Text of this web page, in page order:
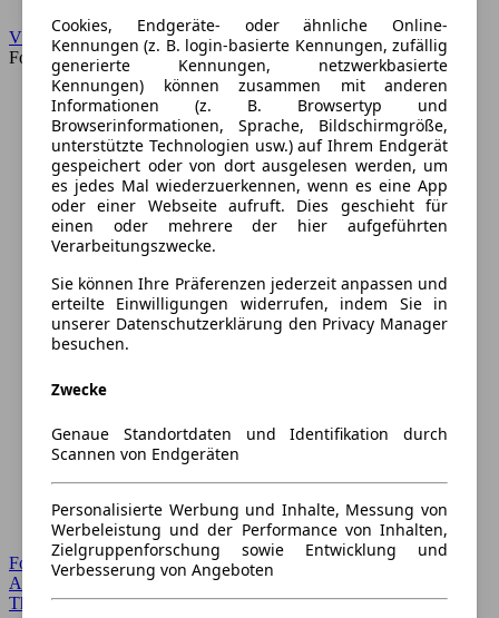
VW
Forum
Forum Startseite
Alle Auto-Foren
Themen-Forum
Cookies, Endgeräte- oder ähnliche Online-
Kennungen (z. B. login-basierte Kennungen, zufällig
generierte Kennungen, netzwerkbasierte
Kennungen) können zusammen mit anderen
Informationen (z. B. Browsertyp und
Browserinformationen, Sprache, Bildschirmgröße,
unterstützte Technologien usw.) auf Ihrem Endgerät
gespeichert oder von dort ausgelesen werden, um
es jedes Mal wiederzuerkennen, wenn es eine App
oder einer Webseite aufruft. Dies geschieht für
einen oder mehrere der hier aufgeführten
Verarbeitungszwecke.
Sie können Ihre Präferenzen jederzeit anpassen und
erteilte Einwilligungen widerrufen, indem Sie in
unserer Datenschutzerklärung den Privacy Manager
besuchen.
Zwecke
Genaue Standortdaten und Identifikation durch
Scannen von Endgeräten
Personalisierte Werbung und Inhalte, Messung von
Werbeleistung und der Performance von Inhalten,
Zielgruppenforschung sowie Entwicklung und
Verbesserung von Angeboten